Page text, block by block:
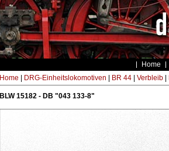
Home
Home DRG-Einheitslokomotiven BR 44| Verbleib|
BLW 15182 - DB "043 133-8"